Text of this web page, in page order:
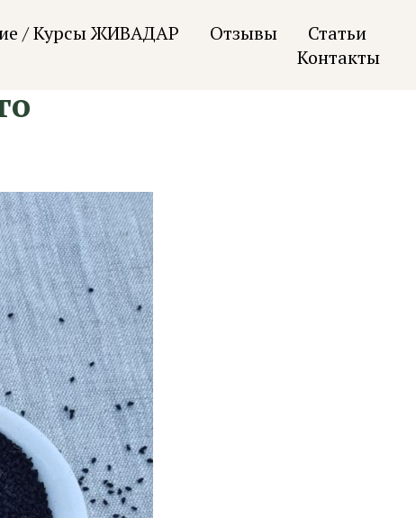
/ Курсы ЖИВАДАР Отзывы
Статьи
Контакты